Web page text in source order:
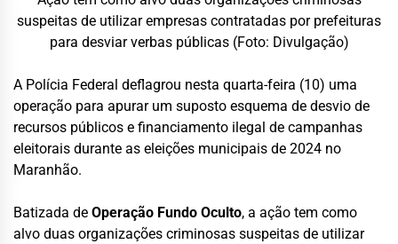
suspeitas de utilizar empresas contratadas por prefeituras
para desviar verbas públicas (Foto: Divulgação)
A Polícia Federal deflagrou nesta quarta-feira (10) uma
operação para apurar um suposto esquema de desvio de
recursos públicos e financiamento ilegal de campanhas
eleitorais durante as eleições municipais de 2024 no
Maranhão.
Batizada de Operação Fundo Oculto, a ação tem como
alvo duas organizações criminosas suspeitas de utilizar